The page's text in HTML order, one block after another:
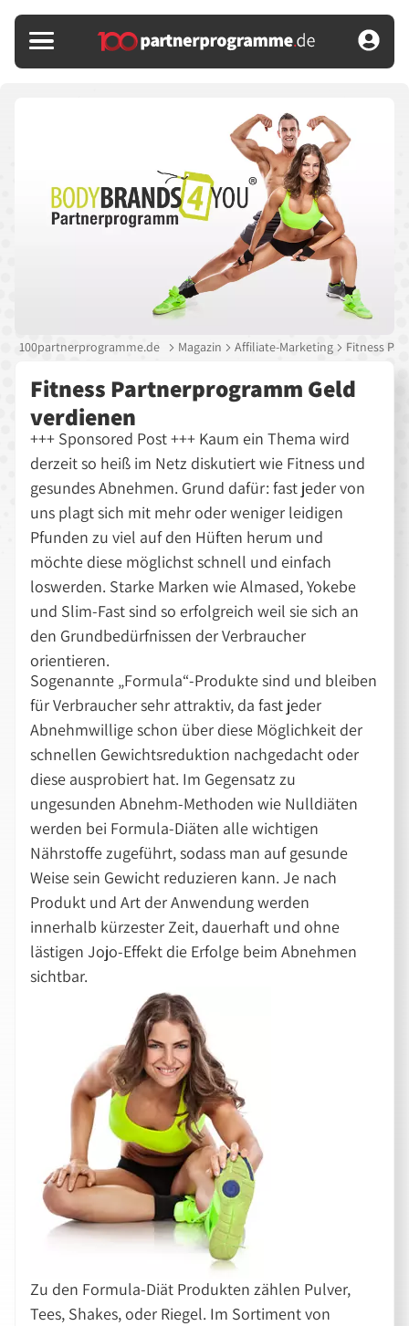
100partnerprogramme.de Magazin Affiliate-Marketing Fitness
Fitness Partnerprogramm Geld
verdienen
+++ Sponsored Post +++ Kaum ein Thema wird
derzeit so heiß im Netz diskutiert wie Fitness und
gesundes Abnehmen. Grund dafür: fast jeder von
uns plagt sich mit mehr oder weniger leidigen
Pfunden zu viel auf den Hüften herum und
möchte diese möglichst schnell und einfach
loswerden. Starke Marken wie Almased, Yokebe
und Slim-Fast sind so erfolgreich weil sie sich an
den Grundbedürfnissen der Verbraucher
orientieren.
Sogenannte „Formula“-Produkte sind und bleiben
für Verbraucher sehr attraktiv, da fast jeder
Abnehmwillige schon über diese Möglichkeit der
schnellen Gewichtsreduktion nachgedacht oder
diese ausprobiert hat. Im Gegensatz zu
ungesunden Abnehm-Methoden wie Nulldiäten
werden bei Formula-Diäten alle wichtigen
Nährstoffe zugeführt, sodass man auf gesunde
Weise sein Gewicht reduzieren kann. Je nach
Produkt und Art der Anwendung werden
innerhalb kürzester Zeit, dauerhaft und ohne
lästigen Jojo-Effekt die Erfolge beim Abnehmen
sichtbar.
Zu den Formula-Diät Produkten zählen Pulver,
Tees, Shakes, oder Riegel. Im Sortiment von